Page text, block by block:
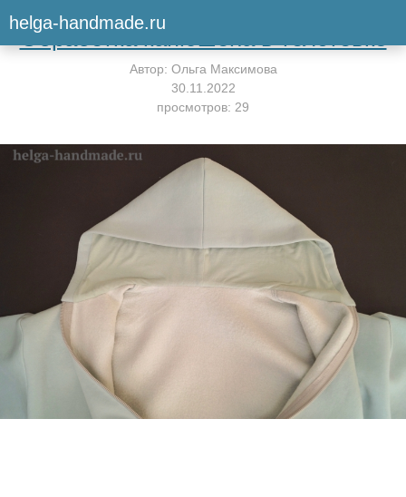
helga-handmade.ruВернуться к мастер-классу
Обработка капюшона в толстовке
Автор: Ольга Максимова
30.11.2022
просмотров: 29